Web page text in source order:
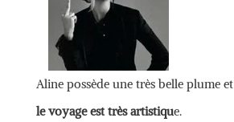
Aline possède une très belle plume et
le voyage est très artistique.